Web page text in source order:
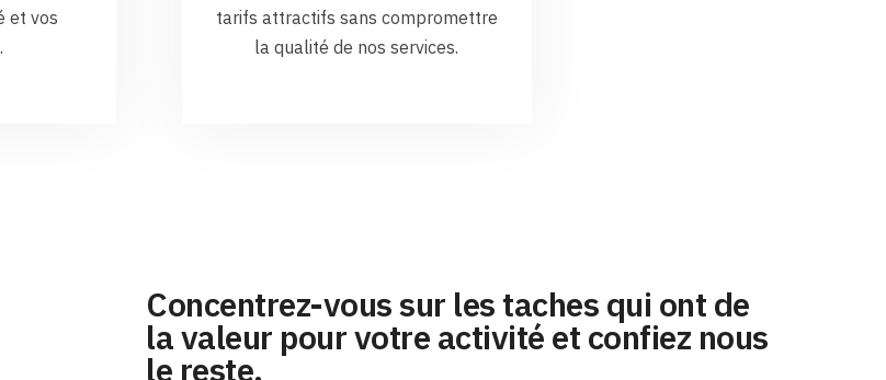
et vos
tarifs attractifs sans compromettre
la qualité de nos services.
Concentrez-vous sur les taches qui ont de
la valeur pour votre activité et confiez nous
le reste.